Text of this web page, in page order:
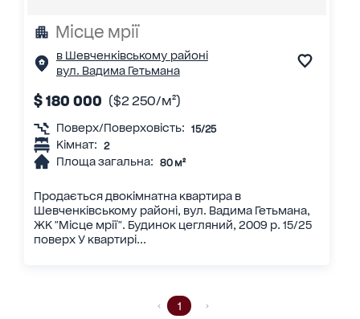
Місце мрії
в Шевченківському районі
вул. Вадима Гетьмана
$ 180 000 ($2 250/м²)
Поверх/Поверховість: 15/25
Кімнат: 2
Площа загальна: 80 м²
Продається двокімнатна квартира в
Шевченківському районі, вул. Вадима Гетьмана,
ЖК "Місце мрії". Будинок цегляний, 2009 р. 15/25
поверх У квартирі...
1